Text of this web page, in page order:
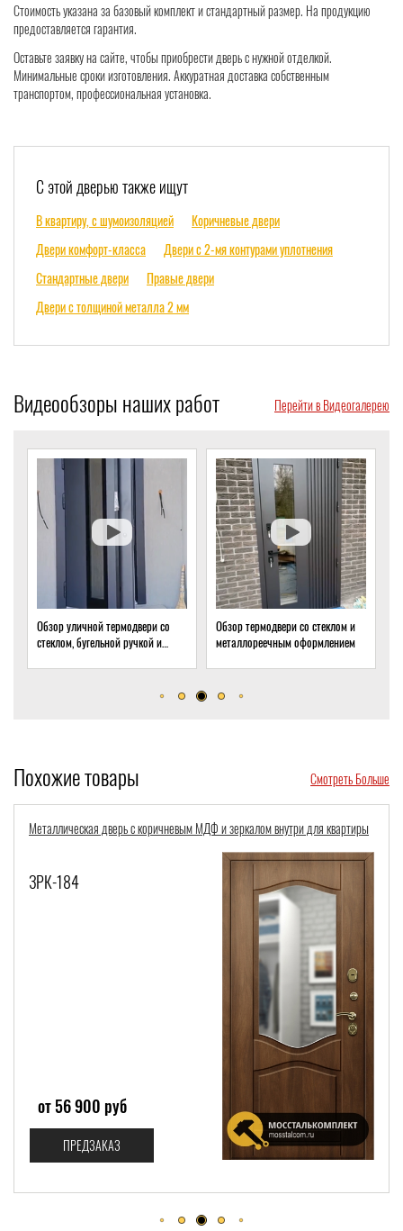
Стоимость указана за базовый комплект и стандартный размер. На продукцию
предоставляется гарантия.
Оставьте заявку на сайте, чтобы приобрести дверь с нужной отделкой.
Минимальные сроки изготовления. Аккуратная доставка собственным
транспортом, профессиональная установка.
С этой дверью также ищут
В квартиру, с шумоизоляцией
Коричневые двери
Двери комфорт-класса
Двери с 2-мя контурами уплотнения
Стандартные двери
Правые двери
Двери с толщиной металла 2 мм
Видеообзоры наших работ Перейти в Видеогалерею
Обзор термодвери со стеклом и
металлореечным оформлением
Обзор термодвери с ковкой и
стеклом для подвала частного
Похожие товары Смотреть Больше
Металлическая дверь с отделкой МДФ «под дерево», арочным стеклом и
СТК-737
от 92 000 руб
ПРЕДЗАКАЗ